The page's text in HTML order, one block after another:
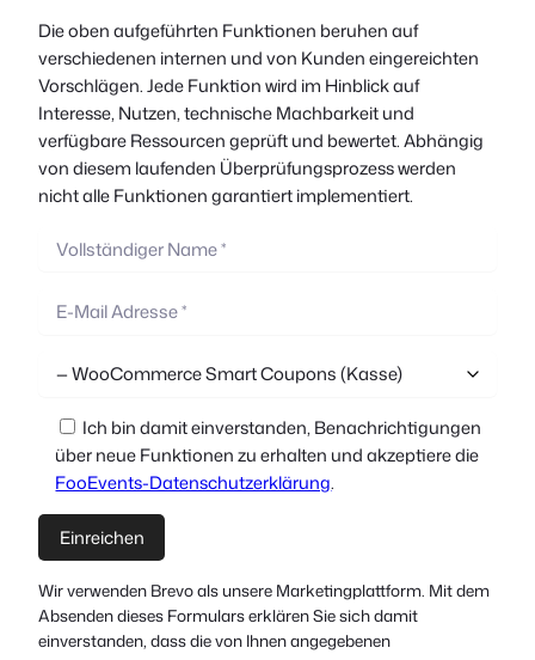
Die oben aufgeführten Funktionen beruhen auf
verschiedenen internen und von Kunden eingereichten
Vorschlägen. Jede Funktion wird im Hinblick auf
Interesse, Nutzen, technische Machbarkeit und
verfügbare Ressourcen geprüft und bewertet. Abhängig
von diesem laufenden Überprüfungsprozess werden
nicht alle Funktionen garantiert implementiert.
Ich bin damit einverstanden, Benachrichtigungen
über neue Funktionen zu erhalten und akzeptiere die
FooEvents-Datenschutzerklärung.
Wir verwenden Brevo als unsere Marketingplattform. Mit dem
Absenden dieses Formulars erklären Sie sich damit
einverstanden, dass die von Ihnen angegebenen